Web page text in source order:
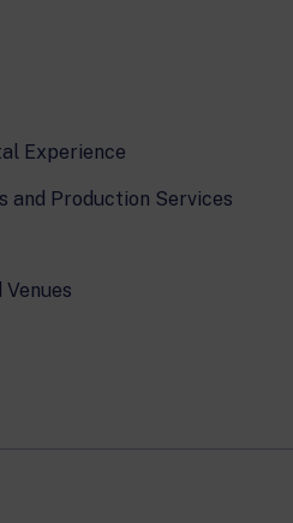
Experience
and Production Services
Venues